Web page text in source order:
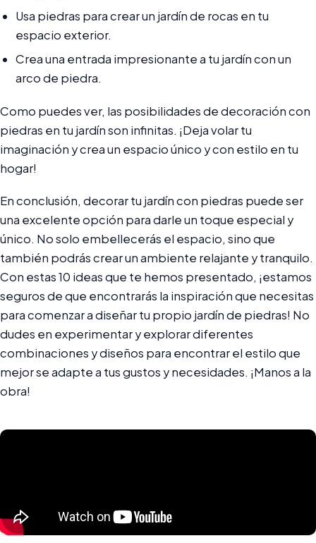
Usa piedras para crear un jardín de rocas en tu
espacio exterior.
Crea una entrada impresionante a tu jardín con un
arco de piedra.
Como puedes ver, las posibilidades de decoración con
piedras en tu jardín son infinitas. ¡Deja volar tu
imaginación y crea un espacio único y con estilo en tu
hogar!
En conclusión, decorar tu jardín con piedras puede ser
una excelente opción para darle un toque especial y
único. No solo embellecerás el espacio, sino que
también podrás crear un ambiente relajante y tranquilo.
Con estas 10 ideas que te hemos presentado, ¡estamos
seguros de que encontrarás la inspiración que necesitas
para comenzar a diseñar tu propio jardín de piedras! No
dudes en experimentar y explorar diferentes
combinaciones y diseños para encontrar el estilo que
mejor se adapte a tus gustos y necesidades. ¡Manos a la
obra!